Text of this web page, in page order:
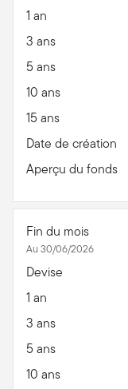
1 an
3 ans
5 ans
10 ans
15 ans
Date de création
Aperçu du fonds
Fin du mois
Au 30/06/2026
Devise
1 an
3 ans
5 ans
10 ans